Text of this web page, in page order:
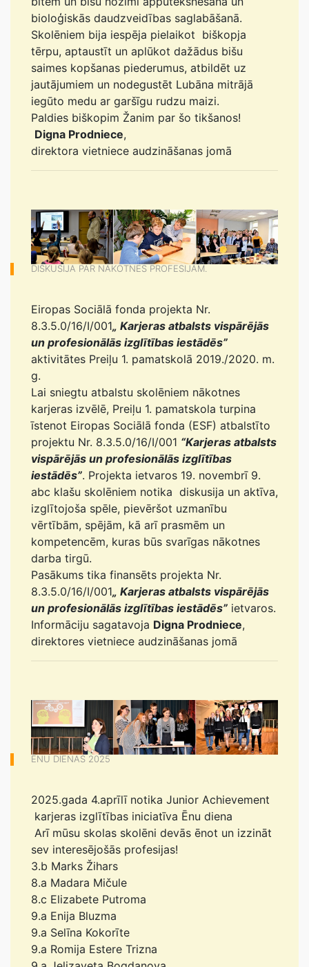
bioloģiskās daudzveidības saglabāšanā.
Skolēniem bija iespēja pielaikot biškopja
tērpu, aptaustīt un aplūkot dažādus bišu
saimes kopšanas piederumus, atbildēt uz
jautājumiem un nodegustēt Lubāna mitrājā
iegūto medu ar garšīgu rudzu maizi.
Paldies biškopim Žanim par šo tikšanos!
Digna Prodniece,
direktora vietniece audzināšanas jomā
DISKUSIJA PAR NĀKOTNES PROFESIJĀM.
Eiropas Sociālā fonda projekta Nr.
8.3.5.0/16/I/001„ Karjeras atbalsts vispārējās
un profesionālās izglītības iestādēs”
aktivitātes Preiļu 1. pamatskolā 2019./2020. m.
g.
Lai sniegtu atbalstu skolēniem nākotnes
karjeras izvēlē, Preiļu 1. pamatskola turpina
īstenot Eiropas Sociālā fonda (ESF) atbalstīto
projektu Nr. 8.3.5.0/16/I/001 “Karjeras atbalsts
vispārējās un profesionālās izglītības
iestādēs”. Projekta ietvaros 19. novembrī 9.
abc klašu skolēniem notika diskusija un aktīva,
izglītojoša spēle, pievēršot uzmanību
vērtībām, spējām, kā arī prasmēm un
kompetencēm, kuras būs svarīgas nākotnes
darba tirgū.
Pasākums tika finansēts projekta Nr.
8.3.5.0/16/I/001„ Karjeras atbalsts vispārējās
un profesionālās izglītības iestādēs” ietvaros.
Informāciju sagatavoja Digna Prodniece,
direktores vietniece audzināšanas jomā
ĒNU DIENAS 2025
2025.gada 4.aprīlī notika Junior Achievement
karjeras izglītības iniciatīva Ēnu diena
Arī mūsu skolas skolēni devās ēnot un izzināt
sev interesējošās profesijas!
3.b Marks Žihars
8.a Madara Mičule
8.c Elizabete Putroma
9.a Enija Bluzma
9.a Selīna Kokorīte
9.a Romija Estere Trizna